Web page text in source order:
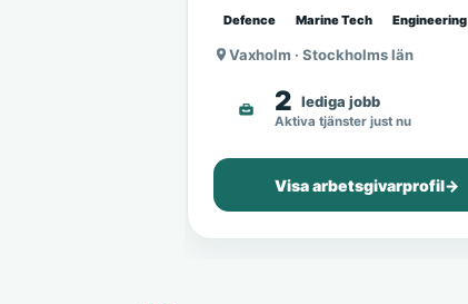
Defence Marine Tech Engineering
Vaxholm · Stockholms län
2 lediga jobb
Aktiva tjänster just nu
Visa arbetsgivarprofil→